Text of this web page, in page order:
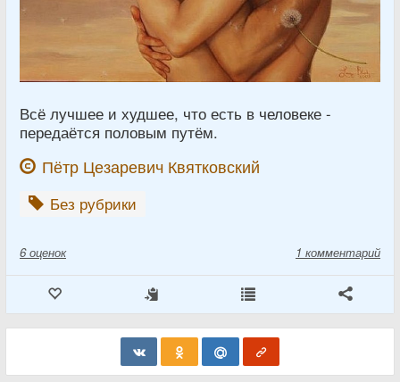
Всё лучшее и худшее, что есть в человеке -
передаётся половым путём.
Пётр Цезаревич Квятковский
Без рубрики
6 оценок 1 комментарий